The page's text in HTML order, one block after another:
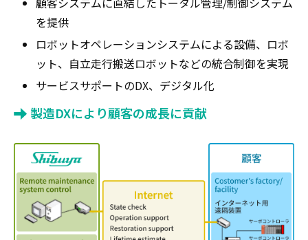
を提供
ロボットオペレーションシステムによる設備、ロボ
ット、自立走行搬送ロボットなどの統合制御を実現
サービスサポートのDX、デジタル化
製造DXにより顧客の成長に貢献